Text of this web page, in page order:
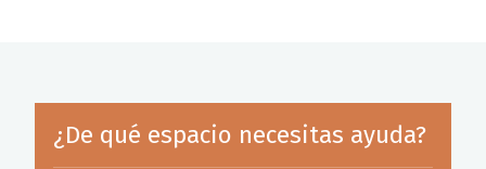
¿De qué espacio necesitas ayuda?